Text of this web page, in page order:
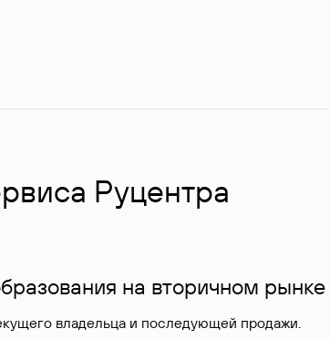
Руцентра
на вторичном
владельца и последующей продажи.